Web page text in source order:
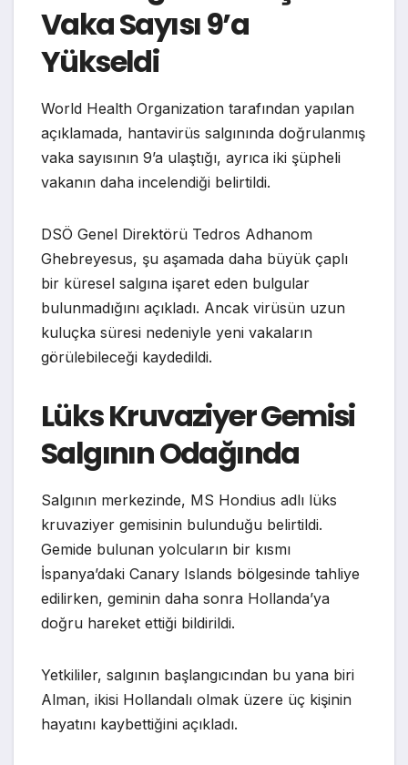
Vaka Sayısı 9’a
Yükseldi
World Health Organization tarafından yapılan
açıklamada, hantavirüs salgınında doğrulanmış
vaka sayısının 9’a ulaştığı, ayrıca iki şüpheli
vakanın daha incelendiği belirtildi.
DSÖ Genel Direktörü Tedros Adhanom
Ghebreyesus, şu aşamada daha büyük çaplı
bir küresel salgına işaret eden bulgular
bulunmadığını açıkladı. Ancak virüsün uzun
kuluçka süresi nedeniyle yeni vakaların
görülebileceği kaydedildi.
Lüks Kruvaziyer Gemisi
Salgının Odağında
Salgının merkezinde, MS Hondius adlı lüks
kruvaziyer gemisinin bulunduğu belirtildi.
Gemide bulunan yolcuların bir kısmı
İspanya’daki Canary Islands bölgesinde tahliye
edilirken, geminin daha sonra Hollanda’ya
doğru hareket ettiği bildirildi.
Yetkililer, salgının başlangıcından bu yana biri
Alman, ikisi Hollandalı olmak üzere üç kişinin
hayatını kaybettiğini açıkladı.